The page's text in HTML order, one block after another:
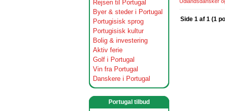
Rejsen til Portugal
Byer & steder i Portugal
Portugisisk sprog
Portugisisk kultur
Bolig & investering
Aktiv ferie
Golf i Portugal
Vin fra Portugal
Danskere i Portugal
Portugal tilbud
Side 1 af 1 (1